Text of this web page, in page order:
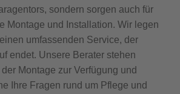
sondern sorgen auch für
Montage und Installation. Wir legen
umfassenden Service, der
endet. Unsere Berater stehen
der Montage zur Verfügung und
Ihre Fragen rund um Pflege und